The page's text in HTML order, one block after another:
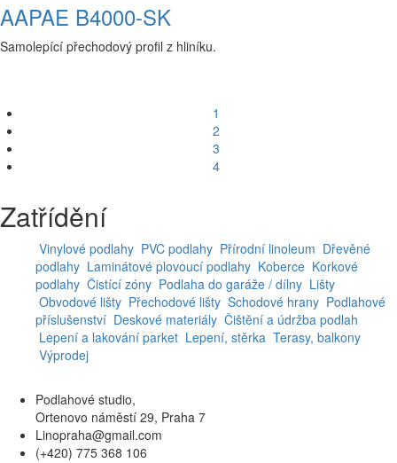
AAPAE B4000-SK
Samolepící přechodový profil z hliníku.
1
2
3
4
Zatřídění
Vinylové podlahy PVC podlahy Přírodní linoleum Dřevěné
podlahy Laminátové plovoucí podlahy Koberce Korkové
podlahy Čistící zóny Podlaha do garáže / dílny Lišty
Obvodové lišty Přechodové lišty Schodové hrany Podlahové
příslušenství Deskové materiály Čištění a údržba podlah
Lepení a lakování parket Lepení, stěrka Terasy, balkony
Výprodej
Podlahové studio,
Ortenovo náměstí 29, Praha 7
Linopraha@gmail.com
(+420) 775 368 106